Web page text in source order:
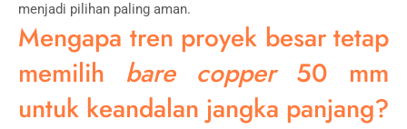
menjadi pilihan paling aman.
Mengapa tren proyek besar tetap
memilih bare copper50 mm
untuk keandalan jangka panjang?